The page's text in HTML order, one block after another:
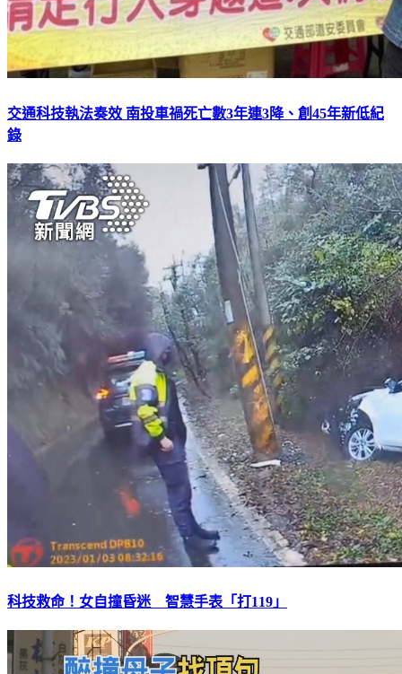
交通科技執法奏效 南投車禍死亡數3年連3降、創45年新低紀
錄
科技救命！女自撞昏迷 智慧手表「打119」